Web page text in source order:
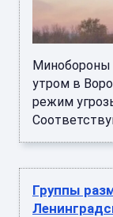
Минобороны
утром в
режим
Группы